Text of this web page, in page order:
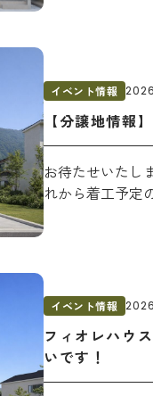
イベント情報
【分譲地情報
お待たせいたし
れから着工予定
イベント情報
フィオレハウ
いです！